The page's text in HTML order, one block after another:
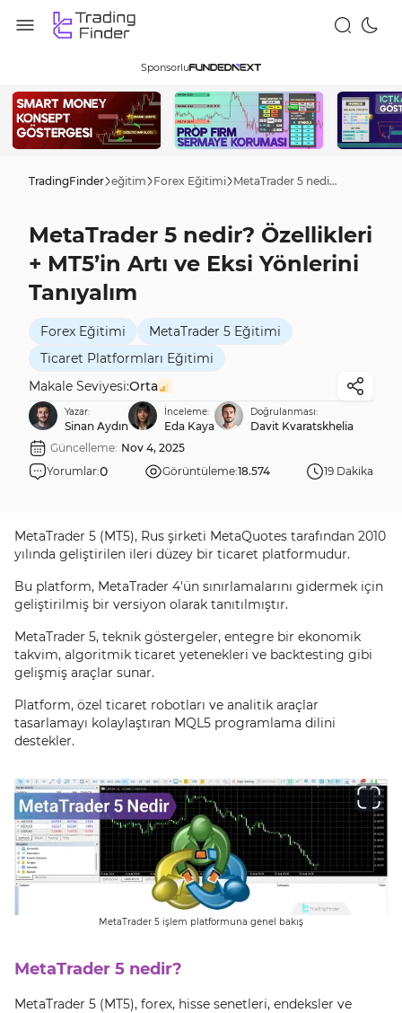
Sponsorlu
TradingFinder eğitim Forex Eğitimi MetaTrader 5 nedir? Özellikleri + MT5’in Artı ve Eksi Yönlerini Tanıyalım
MetaTrader 5 nedir? Özellikleri
+ MT5’in Artı ve Eksi Yönlerini
Tanıyalım
Forex Eğitimi
MetaTrader 5 Eğitimi
Ticaret Platformları Eğitimi
Makale Seviyesi:Orta
Yazar:
Sinan Aydın
İnceleme:
Eda Kaya
Doğrulanması:
Davit Kvaratskhelia
Güncelleme: Nov 4, 2025
Yorumlar:0 Görüntüleme:18.574 19 Dakika
MetaTrader 5 (MT5), Rus şirketi MetaQuotes tarafından 2010
yılında geliştirilen ileri düzey bir ticaret platformudur.
Bu platform, MetaTrader 4'ün sınırlamalarını gidermek için
geliştirilmiş bir versiyon olarak tanıtılmıştır.
MetaTrader 5, teknik göstergeler, entegre bir ekonomik
takvim, algoritmik ticaret yetenekleri ve backtesting gibi
gelişmiş araçlar sunar.
Platform, özel ticaret robotları ve analitik araçlar
tasarlamayı kolaylaştıran MQL5 programlama dilini
destekler.
MetaTrader 5 işlem platformuna genel bakış
MetaTrader 5 nedir?
MetaTrader 5 (MT5), forex, hisse senetleri, endeksler ve